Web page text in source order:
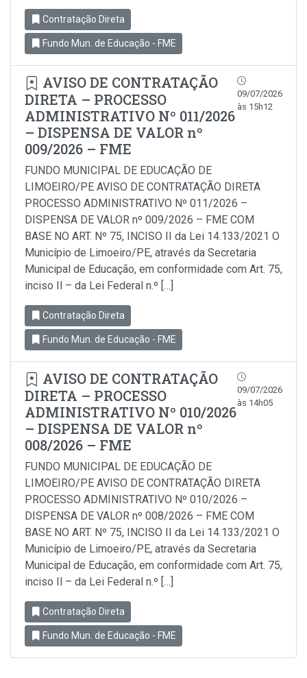
Contratação Direta
Fundo Mun. de Educação - FME
AVISO DE CONTRATAÇÃO
DIRETA – PROCESSO
ADMINISTRATIVO Nº 011/2026
– DISPENSA DE VALOR nº
009/2026 – FME
09/07/2026
às 15h12
FUNDO MUNICIPAL DE EDUCAÇÃO DE
LIMOEIRO/PE AVISO DE CONTRATAÇÃO DIRETA
PROCESSO ADMINISTRATIVO Nº 011/2026 –
DISPENSA DE VALOR nº 009/2026 – FME COM
BASE NO ART. Nº 75, INCISO II da Lei 14.133/2021 O
Município de Limoeiro/PE, através da Secretaria
Municipal de Educação, em conformidade com Art. 75,
inciso Il – da Lei Federal n.º […]
Contratação Direta
Fundo Mun. de Educação - FME
AVISO DE CONTRATAÇÃO
DIRETA – PROCESSO
ADMINISTRATIVO Nº 010/2026
– DISPENSA DE VALOR nº
008/2026 – FME
09/07/2026
às 14h05
FUNDO MUNICIPAL DE EDUCAÇÃO DE
LIMOEIRO/PE AVISO DE CONTRATAÇÃO DIRETA
PROCESSO ADMINISTRATIVO Nº 010/2026 –
DISPENSA DE VALOR nº 008/2026 – FME COM
BASE NO ART. Nº 75, INCISO II da Lei 14.133/2021 O
Município de Limoeiro/PE, através da Secretaria
Municipal de Educação, em conformidade com Art. 75,
inciso Il – da Lei Federal n.º […]
Contratação Direta
Fundo Mun. de Educação - FME